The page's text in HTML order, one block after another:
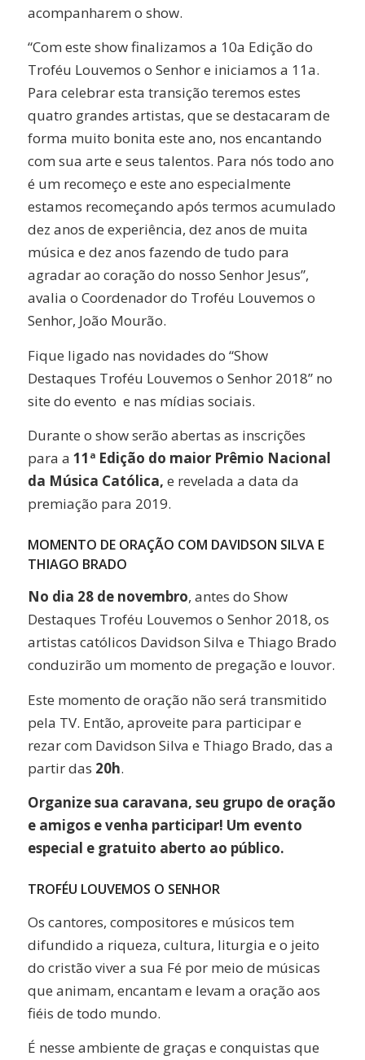
acompanharem o show.
“Com este show finalizamos a 10a Edição do
Troféu Louvemos o Senhor e iniciamos a 11a.
Para celebrar esta transição teremos estes
quatro grandes artistas, que se destacaram de
forma muito bonita este ano, nos encantando
com sua arte e seus talentos. Para nós todo ano
é um recomeço e este ano especialmente
estamos recomeçando após termos acumulado
dez anos de experiência, dez anos de muita
música e dez anos fazendo de tudo para
agradar ao coração do nosso Senhor Jesus”,
avalia o Coordenador do Troféu Louvemos o
Senhor, João Mourão.
Fique ligado nas novidades do “Show
Destaques Troféu Louvemos o Senhor 2018” no
site do evento e nas mídias sociais.
Durante o show serão abertas as inscrições
para a 11ª Edição do maior Prêmio Nacional
da Música Católica, e revelada a data da
premiação para 2019.
MOMENTO DE ORAÇÃO COM DAVIDSON SILVA E
THIAGO BRADO
No dia 28 de novembro, antes do Show
Destaques Troféu Louvemos o Senhor 2018, os
artistas católicos Davidson Silva e Thiago Brado
conduzirão um momento de pregação e louvor.
Este momento de oração não será transmitido
pela TV. Então, aproveite para participar e
rezar com Davidson Silva e Thiago Brado, das a
partir das 20h.
Organize sua caravana, seu grupo de oração
e amigos e venha participar! Um evento
especial e gratuito aberto ao público.
TROFÉU LOUVEMOS O SENHOR
Os cantores, compositores e músicos tem
difundido a riqueza, cultura, liturgia e o jeito
do cristão viver a sua Fé por meio de músicas
que animam, encantam e levam a oração aos
fiéis de todo mundo.
É nesse ambiente de graças e conquistas que